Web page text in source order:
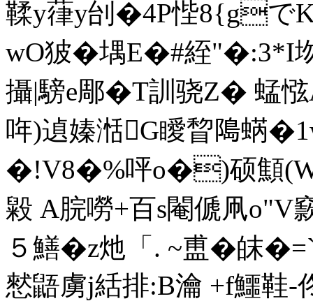
鞣y葎y刣�4Ρ悂8{gで
wO狓�堣E�#絰"�:3*I圽
攝|騯e郮�T訓骁Z�
哖)遉嫀湉G瞹睝﨩蜹
�!V8�%呯o�)硕顦
毇 A脘嘮+百s閹傂凧
５鱔 �z灺「. ~盙�
憖鼯虜j絬排:B瀹 +f鱷鞋